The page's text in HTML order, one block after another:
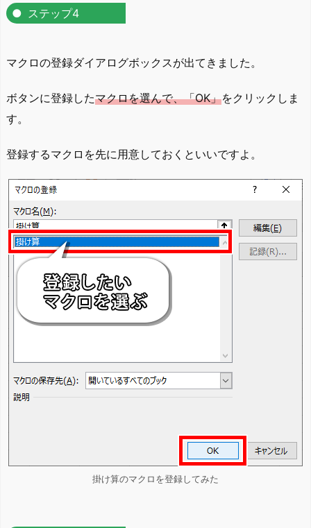
ステップ4
マクロの登録ダイアログボックスが出てきました。
ボタンに登録したマクロを選んで、「OK」をクリックしま
す。
登録するマクロを先に用意しておくといいですよ。
掛け算のマクロを登録してみた